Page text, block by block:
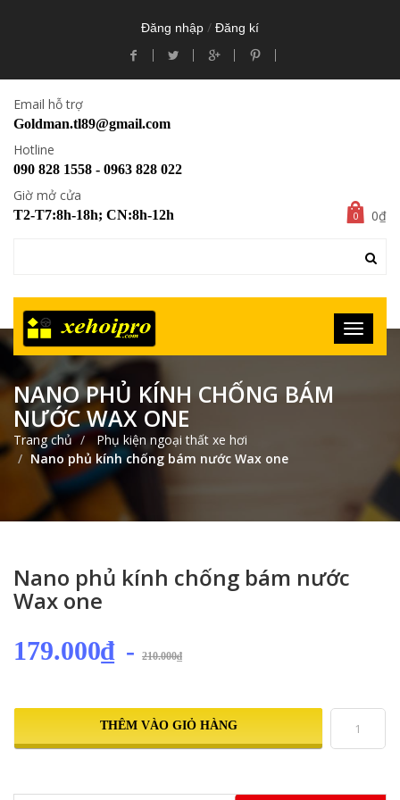
Đăng nhập / Đăng kí
Email hỗ trợ
Goldman.tl89@gmail.com
Hotline
090 828 1558 - 0963 828 022
Giờ mở cửa
T2-T7:8h-18h; CN:8h-12h 0 0₫
NANO PHỦ KÍNH CHỐNG BÁM
NƯỚC WAX ONE
Trang chủ
Phụ kiện ngoại thất xe hơi
Nano phủ kính chống bám nước Wax one
Nano phủ kính chống bám nước
Wax one
179.000₫ - 210.000₫
THÊM VÀO GIỎ HÀNG